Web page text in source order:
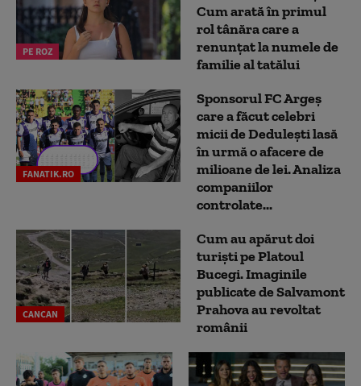
PE ROZ
Cum arată în primul
rol tânăra care a
renunțat la numele de
familie al tatălui
FANATIK.RO
Sponsorul FC Argeș
care a făcut celebri
micii de Dedulești lasă
în urmă o afacere de
milioane de lei. Analiza
companiilor
controlate...
CANCAN
Cum au apărut doi
turiști pe Platoul
Bucegi. Imaginile
publicate de Salvamont
Prahova au revoltat
românii